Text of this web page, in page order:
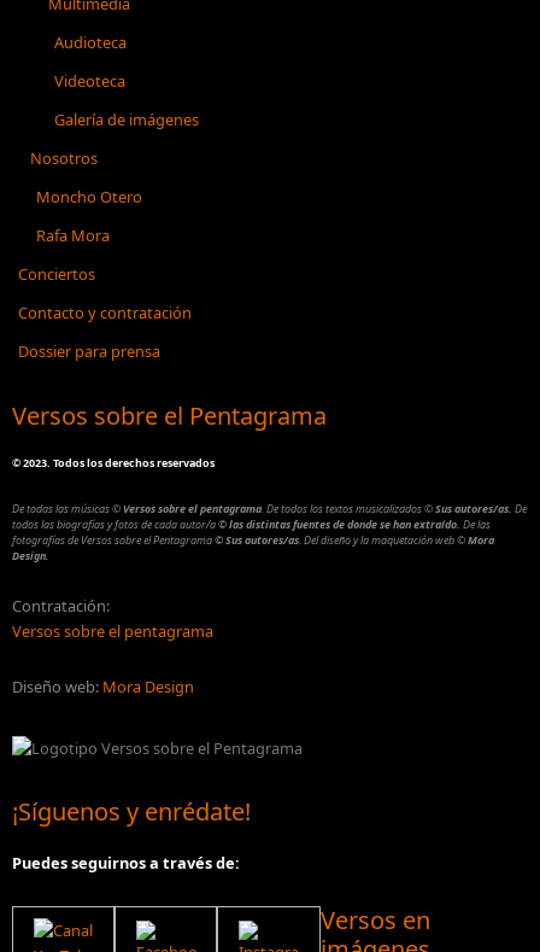
Audioteca
Videoteca
Galería de imágenes
Nosotros
Moncho Otero
Rafa Mora
Conciertos
Contacto y contratación
Dossier para prensa
Versos sobre el Pentagrama
©2023. Todos los derechos reservados
De todas las músicas© Versos sobre el pentagrama. De todos los textos musicalizados©Sus autores/as. De
todos las biografías y fotos de cada autor/a© las distintas fuentes de donde se han extraído. De las
fotografías de Versos sobre el Pentagrama© Sus autores/as. Del diseño y la maquetación web©Mora
Design.
Contratación:
Versos sobre el pentagrama
Diseño web: Mora Design
¡Síguenos y enrédate!
Puedes seguirnos a través de:
Versos en